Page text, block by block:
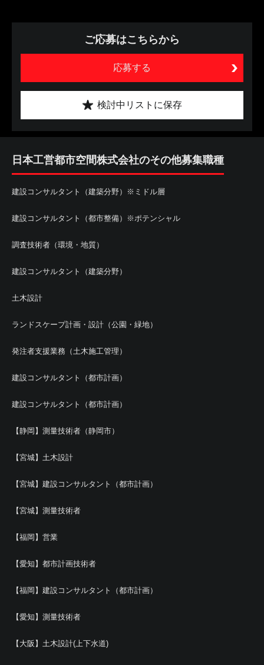
ご応募はこちらから
応募する
検討中リストに保存
日本工営都市空間株式会社のその他募集職種
建設コンサルタント（建築分野）※ミドル層
建設コンサルタント（都市整備）※ポテンシャル
調査技術者（環境・地質）
建設コンサルタント（建築分野）
土木設計
ランドスケープ計画・設計（公園・緑地）
発注者支援業務（土木施工管理）
建設コンサルタント（都市計画）
建設コンサルタント（都市計画）
【静岡】測量技術者（静岡市）
【宮城】土木設計
【宮城】建設コンサルタント（都市計画）
【宮城】測量技術者
【福岡】営業
【愛知】都市計画技術者
【福岡】建設コンサルタント（都市計画）
【愛知】測量技術者
【大阪】土木設計(上下水道)